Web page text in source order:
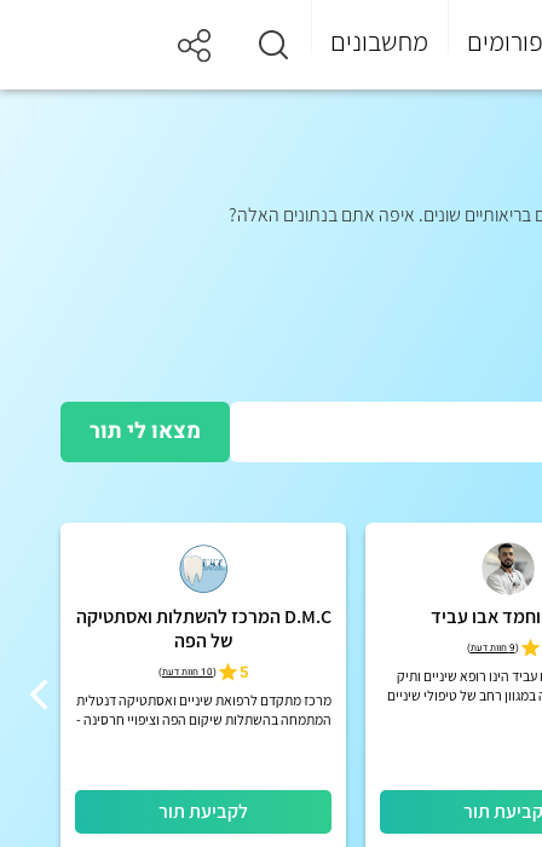
פורומים מחשבונים
שונים. איפה אתם בנתונים האלה?
מצאו לי תור
אבו עביד
(9 חוות דעת )
הינו רופא שיניים ותיק
רחב של טיפולי שיניים
תור
D.M.C המרכז להשתלות ואסתטיקה
של הפה
5
(10 חוות דעת )
מרכז מתקדם לרפואת שיניים ואסתטיקה דנטלית
המתמחה בהשתלות שיקום הפה וציפויי חרסינה -
לקביעת תור